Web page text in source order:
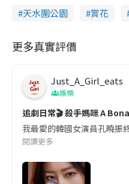
天水圍公園 賞花
更多真實評價
Just_A_Girl_eats
娛樂
追劇日常🎬 殺手媽咪 A
我最愛的韓國女演員孔曉振
閱讀更多